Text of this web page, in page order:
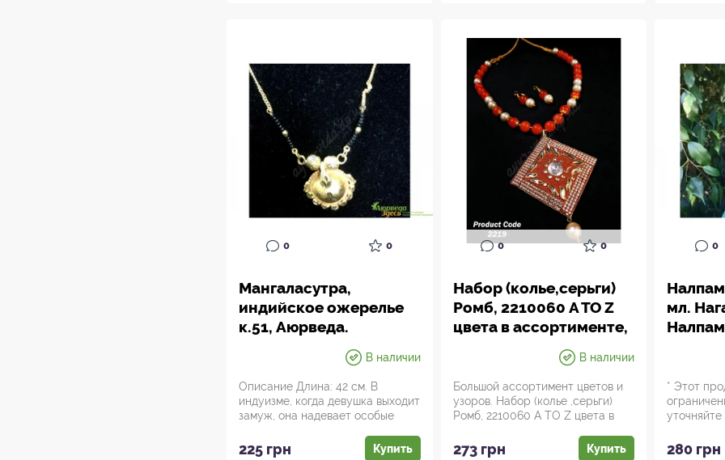
0 0
Мангаласутра,
индийское ожерелье
к.51, Аюрведа.
В наличии
Описание Длина: 42 см. В
индуизме, когда девушка выходит
замуж, она надевает особые
225 грн Купить
0 0
Набор (колье,серьги)
Ромб, 2210060 A TO Z
цвета в ассортименте,
Аюрведа Здесь!
В наличии
Большой ассортимент цветов и
узоров. Набор (колье ,серьги)
Ромб, 2210060 A TO Z цвета в
273 грн Купить
0
мл.
Herbal
Keram
* Этот
уточняйте
280 грн